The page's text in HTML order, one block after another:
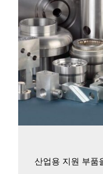
산업용 지원 부